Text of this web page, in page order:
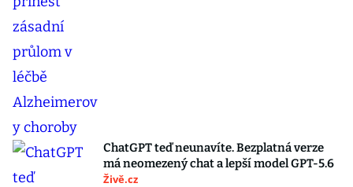
ChatGPT teď neunavíte. Bezplatná verze
má neomezený chat a lepší model GPT-5.6
Živě.cz